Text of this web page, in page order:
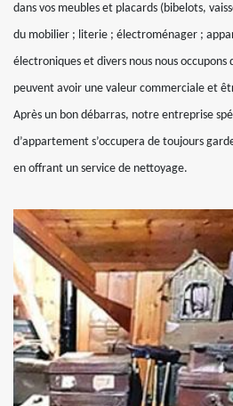
dans vos meubles et placards (bibelots,
du mobilier ; literie ; électroménager ;
électroniques et divers nous nous
peuvent avoir une valeur commerciale et
Après un bon débarras, notre entreprise
d’appartement s’occupera de toujours
en offrant un service de nettoyage.